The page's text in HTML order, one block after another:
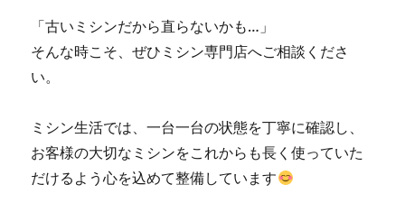
「古いミシンだから直らないかも…」
そんな時こそ、ぜひミシン専門店へご相談くださ
い。
ミシン生活では、一台一台の状態を丁寧に確認し、
お客様の大切なミシンをこれからも長く使っていた
だけるよう心を込めて整備しています